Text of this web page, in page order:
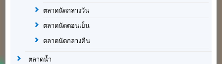
ตลาดนัดกลางวัน
ตลาดนัดตอนเย็น
ตลาดนัดกลางคืน
ตลาดน้ำ